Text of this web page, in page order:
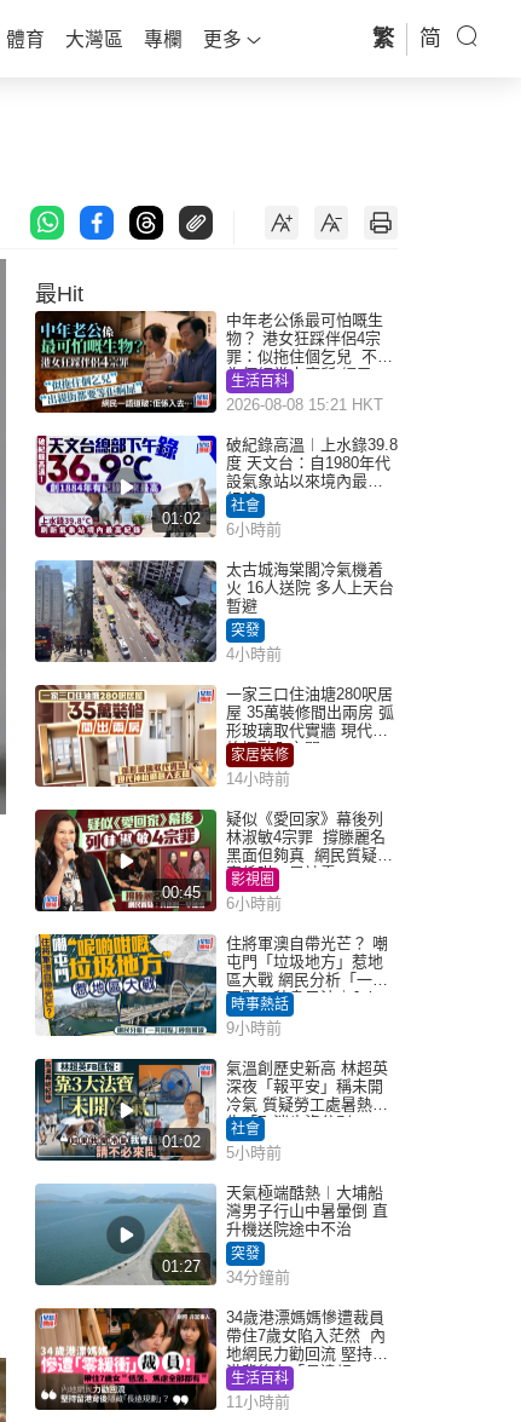
體育 大灣區 專欄 更多 繁 简
最Hit
中年老公係最可怕嘅生
物？ 港女狂踩伴侶4宗
罪：似拖住個乞兒 不解
為何經常去廁所 網民一
語道破
生活百科
2026-08-08 15:21 HKT
01:02
破紀錄高溫︱上水錄39.8
度 天文台：自1980年代
設氣象站以來境內最高
紀錄
社會
6小時前
太古城海棠閣冷氣機着
火 16人送院 多人上天台
暫避
突發
4小時前
一家三口住油塘280呎居
屋 35萬裝修間出兩房 弧
形玻璃取代實牆 現代神
枱櫃融入玄關
家居裝修
14小時前
00:45
疑似《愛回家》幕後列
林淑敏4宗罪 撐滕麗名
黑面但夠真 網民質疑：
真係咁一早被雪
影視圈
6小時前
住將軍澳自帶光芒？ 嘲
屯門「垃圾地方」惹地
區大戰 網民分析「一共
同點」秒息風波｜Juicy
叮
時事熱話
9小時前
01:02
氣溫創歷史新高 林超英
深夜「報平安」稱未開
冷氣 質疑勞工處暑熱警
告「取消也沒分別」
社會
5小時前
01:27
天氣極端酷熱︱大埔船
灣男子行山中暑暈倒 直
升機送院途中不治
突發
34分鐘前
34歲港漂媽媽慘遭裁員
帶住7歲女陷入茫然 內
地網民力勸回流 堅持留
港背後有「長遠規
劃」？
生活百科
11小時前